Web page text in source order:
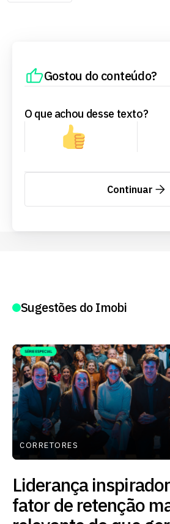
Gostou do conteúdo?
O que achou desse texto?
Continuar
Sugestões do Imobi
CORRETORES
Liderança
fator de retenção